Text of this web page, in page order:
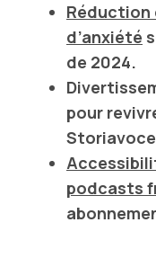
Réduction
d’anxiété
de 2024.
pour
Storiavoce
podcasts